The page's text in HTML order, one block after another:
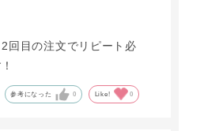
回目の注文でリピート必
参考になった 0 Like! 0